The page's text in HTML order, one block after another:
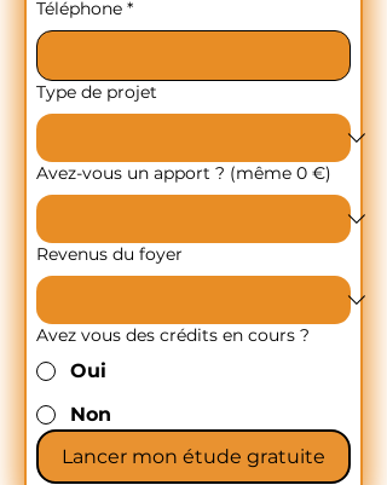
Téléphone *
Type de projet
Avez-vous un apport ? (même 0 €)
Revenus du foyer
Avez vous des crédits en cours ?
Oui
Non
Lancer mon étude gratuite